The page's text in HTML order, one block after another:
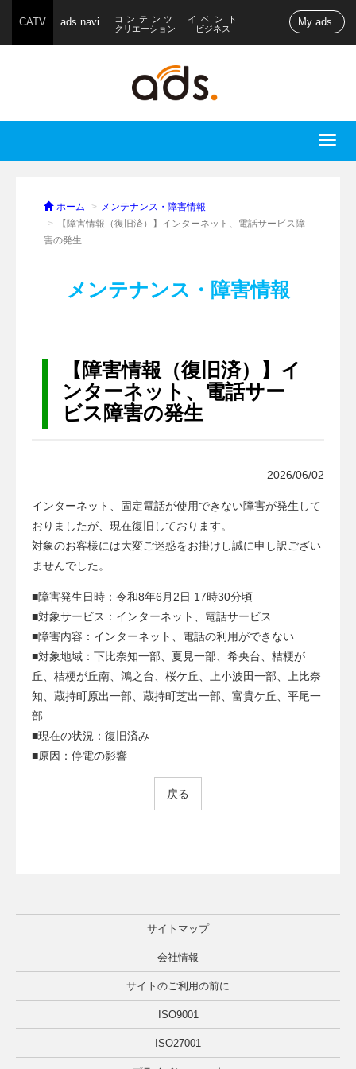
CATV ads.navi
コンテンツ
クリエーション
イベント
ビジネス
My ads.
T
o
ホーム
メンテナンス・障害情報
【障害情報（復旧済）】インターネット、電話サービス障
害の発生
メンテナンス・障害情報
【障害情報（復旧済）】イ
ンターネット、電話サー
ビス障害の発生
2026/06/02
インターネット、固定電話が使用できない障害が発生して
おりましたが、現在復旧しております。
対象のお客様には大変ご迷惑をお掛けし誠に申し訳ござい
ませんでした。
■障害発生日時：令和8年6月2日 17時30分頃
■対象サービス：インターネット、電話サービス
■障害内容：インターネット、電話の利用ができない
■対象地域：下比奈知一部、夏見一部、希央台、桔梗が
丘、桔梗が丘南、鴻之台、桜ケ丘、上小波田一部、上比奈
知、蔵持町原出一部、蔵持町芝出一部、富貴ケ丘、平尾一
部
■現在の状況：復旧済み
■原因：停電の影響
戻る
サイトマップ
会社情報
サイトのご利用の前に
ISO9001
ISO27001